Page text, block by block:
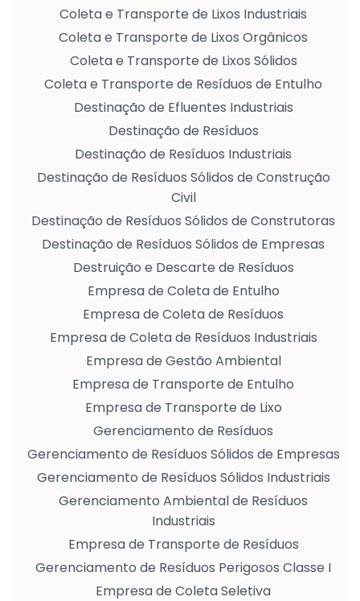
Coleta e Transporte de Lixos Industriais
Coleta e Transporte de Lixos Orgânicos
Coleta e Transporte de Lixos Sólidos
Coleta e Transporte de Resíduos de Entulho
Destinação de Efluentes Industriais
Destinação de Resíduos
Destinação de Resíduos Industriais
Destinação de Resíduos Sólidos de Construção
Civil
Destinação de Resíduos Sólidos de Construtoras
Destinação de Resíduos Sólidos de Empresas
Destruição e Descarte de Resíduos
Empresa de Coleta de Entulho
Empresa de Coleta de Resíduos
Empresa de Coleta de Resíduos Industriais
Empresa de Gestão Ambiental
Empresa de Transporte de Entulho
Empresa de Transporte de Lixo
Gerenciamento de Resíduos
Gerenciamento de Resíduos Sólidos de Empresas
Gerenciamento de Resíduos Sólidos Industriais
Gerenciamento Ambiental de Resíduos
Industriais
Empresa de Transporte de Resíduos
Gerenciamento de Resíduos Perigosos Classe I
Empresa de Coleta Seletiva